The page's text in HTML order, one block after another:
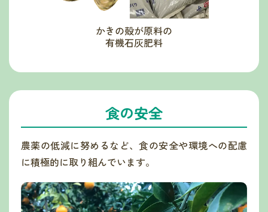
かきの殻が原料の
有機石灰肥料
食の安全
農薬の低減に努めるなど、食の安全や環境への配慮
に積極的に取り組んでいます。